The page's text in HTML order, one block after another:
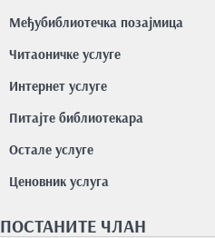
Међубиблиотечка позајмица
Читаоничке услуге
Интернет услуге
Питајте библиотекара
Остале услуге
Ценовник услуга
ПОСТАНИТЕ ЧЛАН